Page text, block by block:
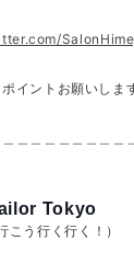
イントお願いしま
Tokyo
う行く行く！）